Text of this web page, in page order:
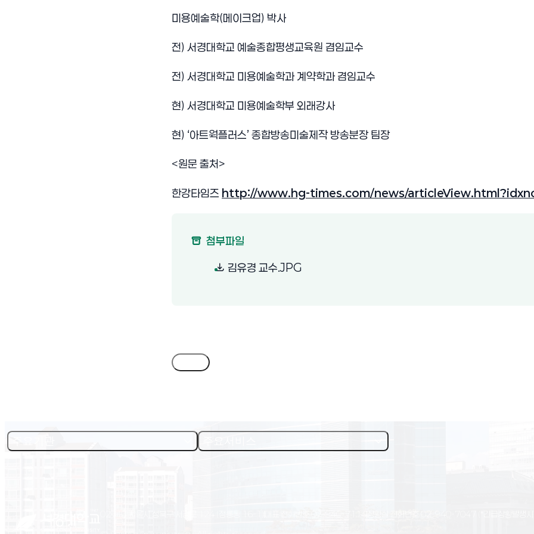
미용예술학(메이크업) 박사
전) 서경대학교 예술종합평생교육원 겸임교수
전) 서경대학교 미용예술학과 계약학과 겸임교수
현) 서경대학교 미용예술학부 외래강사
현) ‘아트웍플러스’종합방송미술제작 방송분장 팀장
<원문 출처>
한강타임즈 http://www.hg-times.com/news/
(새 창 열림)
첨부파일
김유경 교수.JPG